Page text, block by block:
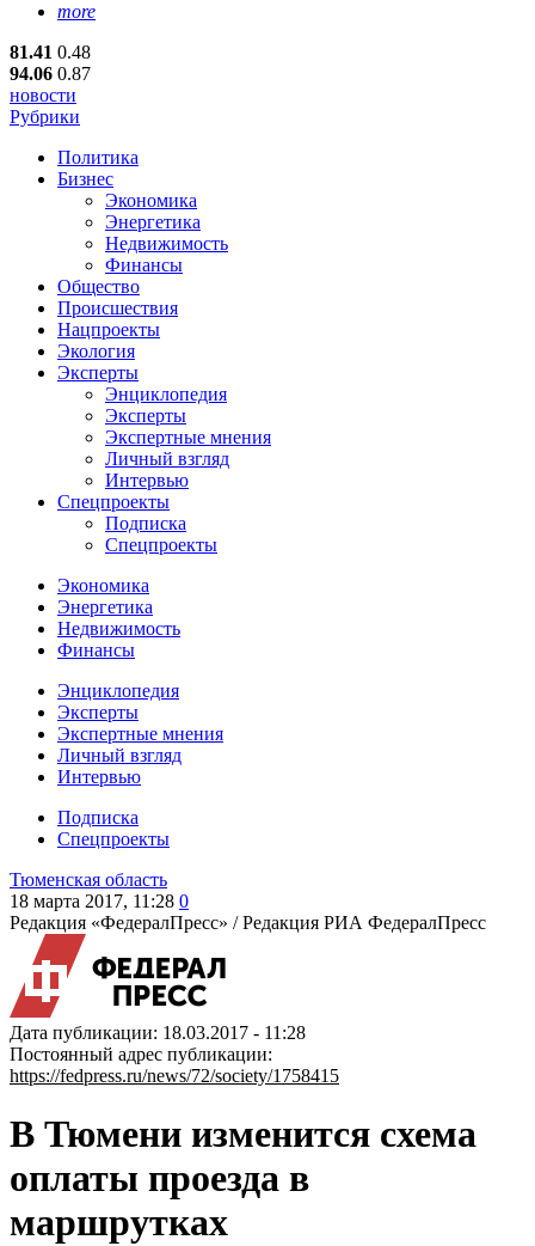
more
81.41 0.48
94.06 0.87
новости
Рубрики
Политика
Бизнес
Экономика
Энергетика
Недвижимость
Финансы
Общество
Происшествия
Нацпроекты
Экология
Эксперты
Энциклопедия
Эксперты
Экспертные мнения
Личный взгляд
Интервью
Спецпроекты
Подписка
Спецпроекты
Экономика
Энергетика
Недвижимость
Финансы
Энциклопедия
Эксперты
Экспертные мнения
Личный взгляд
Интервью
Подписка
Спецпроекты
Тюменская область
18 марта 2017, 11:28 0
Редакция «ФедералПресс» /Редакция РИА ФедералПресс
Дата публикации: 18.03.2017 - 11:28
Постоянный адрес публикации:
https://fedpress.ru/news/72/society/1758415
В Тюмени изменится схема
оплаты проезда в
маршрутках